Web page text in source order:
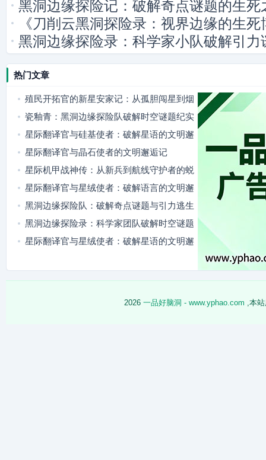
黑洞边缘探险记：破解奇点谜题的生死
《刀削云黑洞探险录：视界边缘的生死
黑洞边缘探险录：科学家小队破解引力
热门文章
殖民开拓官的新星安家记：从孤胆闯星到烟
火满舱
瓷釉青：黑洞边缘探险队破解时空谜题纪实
星际翻译官与硅基使者：破解星语的文明邂
逅
星际翻译官与晶石使者的文明邂逅记
星际机甲战神传：从新兵到航线守护者的蜕
变
星际翻译官与星绒使者：破解语言的文明邂
逅
黑洞边缘探险队：破解奇点谜题与引力逃生
黑洞边缘探险录：科学家团队破解时空谜题
星际翻译官与星绒使者：破解星语的文明邂
2026 一品好脑洞 - www.yphao.com ,本